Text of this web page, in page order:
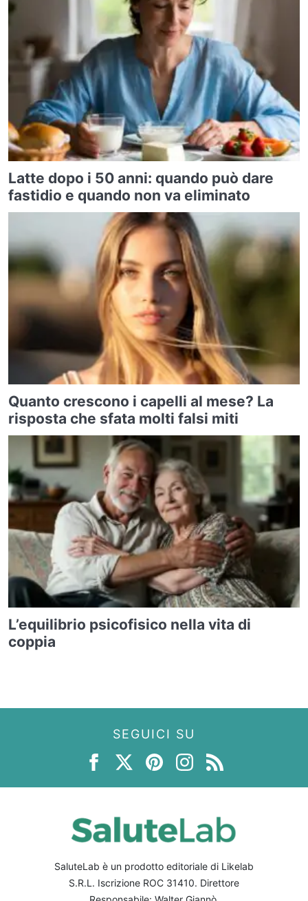
Latte dopo i 50 anni: quando può dare
fastidio e quando non va eliminato
Quanto crescono i capelli al mese? La
risposta che sfata molti falsi miti
L’equilibrio psicofisico nella vita di
coppia
SEGUICI SU
SaluteLab è un prodotto editoriale di Likelab
S.R.L. Iscrizione ROC 31410. Direttore